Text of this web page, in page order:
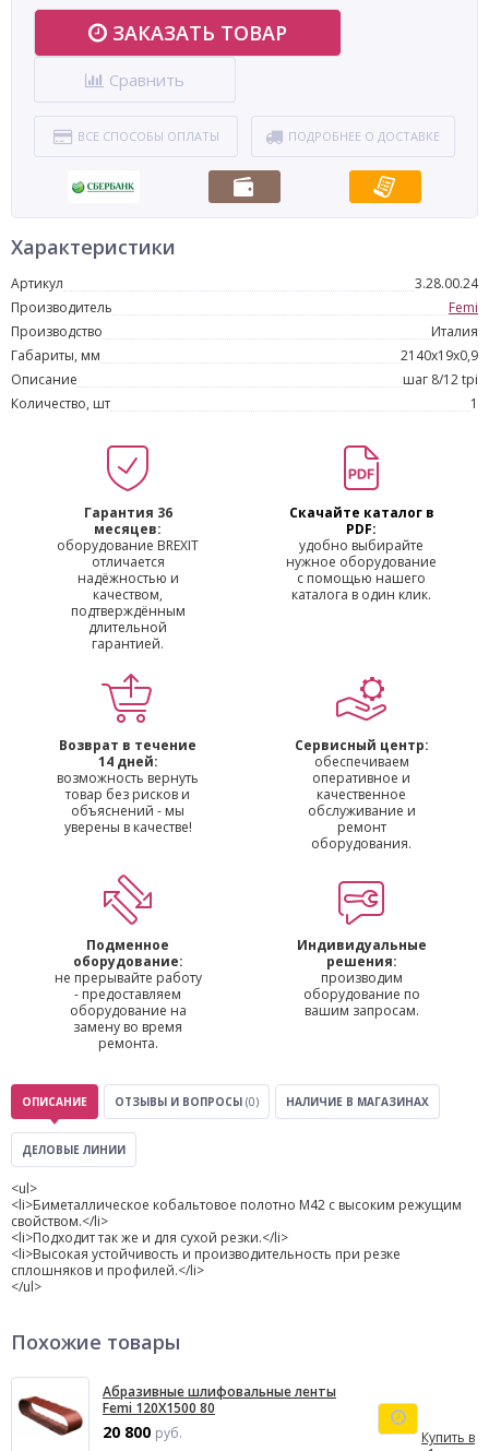
ЗАКАЗАТЬ ТОВАР
Сравнить
ВСЕ СПОСОБЫ ОПЛАТЫ ПОДРОБНЕЕ О ДОСТАВКЕ
Характеристики
Артикул
3.28.00.24
Производитель
Femi
Производство
Италия
Габариты, мм
2140x19x0,9
Описание
шаг 8/12 tpi
Количество, шт
1
Гарантия 36
месяцев:
оборудование BREXIT
отличается
надёжностью и
качеством,
подтверждённым
длительной
гарантией.
Скачайте каталог в
PDF:
удобно выбирайте
нужное оборудование
с помощью нашего
каталога в один клик.
Возврат в течение
14 дней:
возможность вернуть
товар без рисков и
объяснений - мы
уверены в качестве!
Сервисный центр:
обеспечиваем
оперативное и
качественное
обслуживание и
ремонт
оборудования.
Подменное
оборудование:
не прерывайте работу
- предоставляем
оборудование на
замену во время
ремонта.
Индивидуальные
решения:
производим
оборудование по
вашим запросам.
ОПИСАНИЕ ОТЗЫВЫ И ВОПРОСЫ (0) НАЛИЧИЕ В МАГАЗИНАХ
ДЕЛОВЫЕ ЛИНИИ
<ul>
<li>Биметаллическое кобальтовое полотно М­42 с высоким режущим
свойством.</li>
<li>Подходит так же и для сухой резки.</li>
<li>Высокая устойчивость и производительность при резке
сплошняков и профилей.</li>
</ul>
Похожие товары
Абразивные шлифовальные ленты
Femi 120X1500 80
20 800 руб.
Купить в